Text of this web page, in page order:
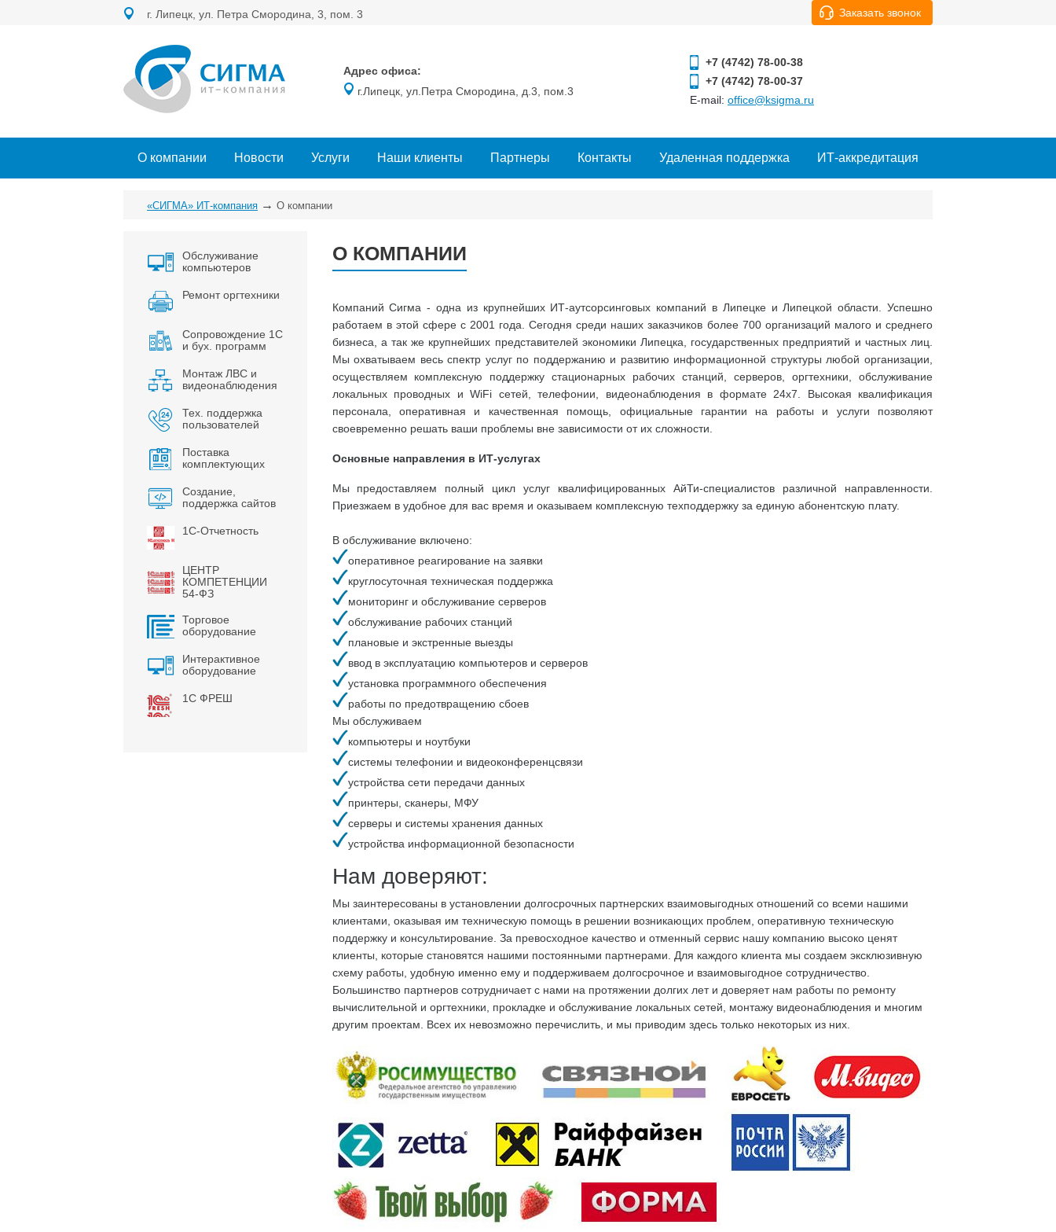
г. Липецк, ул. Петра Смородина, 3, пом. 3 Заказать звонок
Адрес офиса:
г.Липецк, ул.Петра Смородина, д.3, пом.3
+7 (4742) 78-00-38
+7 (4742) 78-00-37
E-mail: office@ksigma.ru
О компании Новости Услуги Наши клиенты Партнеры Контакты Удаленная поддержка ИТ-аккредитация
«СИГМА» ИТ-компания → О компании
Обслуживание
компьютеров
Ремонт оргтехники
Сопровождение 1С
и бух. программ
Монтаж ЛВС и
видеонаблюдения
Тех. поддержка
пользователей
Поставка
комплектующих
Создание,
поддержка сайтов
1С-Отчетность
ЦЕНТР
КОМПЕТЕНЦИИ
54-ФЗ
Торговое
оборудование
Интерактивное
оборудование
1С ФРЕШ
О КОМПАНИИ
Компаний Сигма - одна из крупнейших ИТ-аутсорсинговых компаний в Липецке и Липецкой области. Успешно
работаем в этой сфере с 2001 года. Сегодня среди наших заказчиков более 700 организаций малого и среднего
бизнеса, а так же крупнейших представителей экономики Липецка, государственных предприятий и частных лиц.
Мы охватываем весь спектр услуг по поддержанию и развитию информационной структуры любой организации,
осуществляем комплексную поддержку стационарных рабочих станций, серверов, оргтехники, обслуживание
локальных проводных и WiFi сетей, телефонии, видеонаблюдения в формате 24x7. Высокая квалификация
персонала, оперативная и качественная помощь, официальные гарантии на работы и услуги позволяют
своевременно решать ваши проблемы вне зависимости от их сложности.
Основные направления в ИТ-услугах
Мы предоставляем полный цикл услуг квалифицированных АйТи-специалистов различной направленности.
Приезжаем в удобное для вас время и оказываем комплексную техподдержку за единую абонентскую плату.
В обслуживание включено:
оперативное реагирование на заявки
круглосуточная техническая поддержка
мониторинг и обслуживание серверов
обслуживание рабочих станций
плановые и экстренные выезды
ввод в эксплуатацию компьютеров и серверов
установка программного обеспечения
работы по предотвращению сбоев
Мы обслуживаем
компьютеры и ноутбуки
системы телефонии и видеоконференцсвязи
устройства сети передачи данных
принтеры, сканеры, МФУ
серверы и системы хранения данных
устройства информационной безопасности
Нам доверяют:
Мы заинтересованы в установлении долгосрочных партнерских взаимовыгодных отношений со всеми нашими
клиентами, оказывая им техническую помощь в решении возникающих проблем, оперативную техническую
поддержку и консультирование. За превосходное качество и отменный сервис нашу компанию высоко ценят
клиенты, которые становятся нашими постоянными партнерами. Для каждого клиента мы создаем эксклюзивную
схему работы, удобную именно ему и поддерживаем долгосрочное и взаимовыгодное сотрудничество.
Большинство партнеров сотрудничает с нами на протяжении долгих лет и доверяет нам работы по ремонту
вычислительной и оргтехники, прокладке и обслуживание локальных сетей, монтажу видеонаблюдения и многим
другим проектам. Всех их невозможно перечислить, и мы приводим здесь только некоторых из них.